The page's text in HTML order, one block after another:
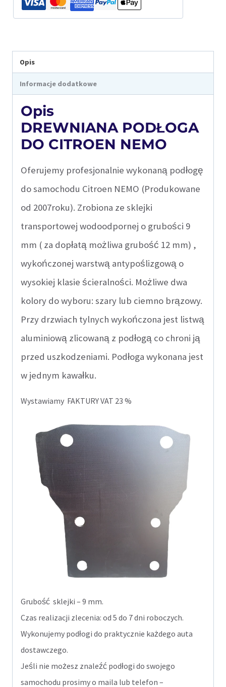
Opis
Informacje dodatkowe
Opis
DREWNIANA PODŁOGA
DO CITROEN NEMO
Oferujemy profesjonalnie wykonaną podłogę
do samochodu Citroen NEMO (Produkowane
od 2007roku). Zrobiona ze sklejki
transportowej wodoodpornej o grubości 9
mm ( za dopłatą możliwa grubość 12 mm) ,
wykończonej warstwą antypoślizgową o
wysokiej klasie ścieralności. Możliwe dwa
kolory do wyboru: szary lub ciemno brązowy.
Przy drzwiach tylnych wykończona jest listwą
aluminiową zlicowaną z podłogą co chroni ją
przed uszkodzeniami. Podłoga wykonana jest
w jednym kawałku.
Wystawiamy FAKTURY VAT 23 %
Grubość sklejki – 9 mm.
Czas realizacji zlecenia: od 5 do 7 dni roboczych.
Wykonujemy podłogi do praktycznie każdego auta
dostawczego.
Jeśli nie możesz znaleźć podłogi do swojego
samochodu prosimy o maila lub telefon –